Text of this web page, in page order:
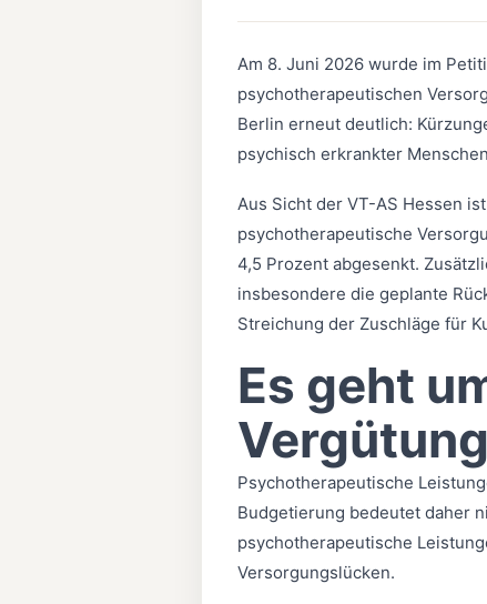
Am 8. Juni 2026 wurde im
psychotherapeutischen
Berlin erneut deutlich:
psychisch erkrankter
Aus Sicht der VT-AS Hessen
psychotherapeutische
4,5 Prozent abgesenkt.
insbesondere die geplante
Streichung der Zuschläge für
Es geht
Vergütung
Psychotherapeutische
Budgetierung bedeutet daher
psychotherapeutische
Versorgungslücken.